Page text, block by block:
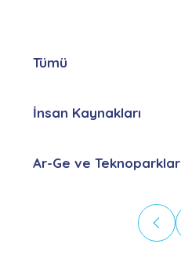
Tümü
İnsan Kaynakları
Ar-Ge ve Teknoparklar